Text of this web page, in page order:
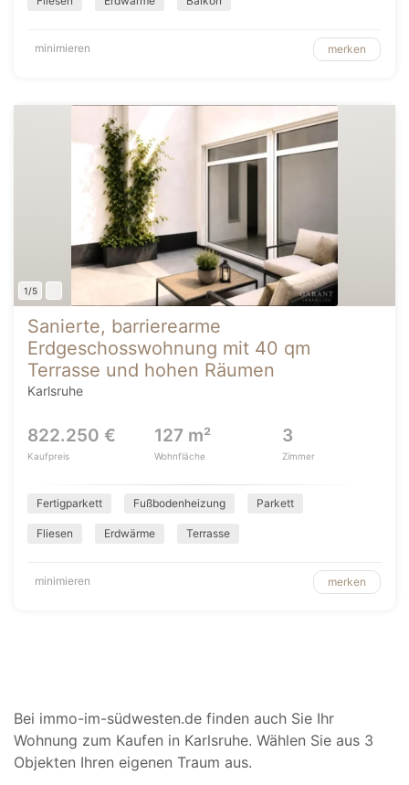
minimieren merken
1/5
Sanierte, barrierearme
Erdgeschosswohnung mit 40 qm
Terrasse und hohen Räumen
Karlsruhe
822.250 €
Kaufpreis
127 m²
Wohnfläche
3
Zimmer
Fertigparkett Fußbodenheizung Parkett
Fliesen Erdwärme Terrasse
minimieren merken
Bei immo-im-südwesten.de finden auch Sie Ihr
Wohnung zum Kaufen in Karlsruhe. Wählen Sie aus 3
Objekten Ihren eigenen Traum aus.